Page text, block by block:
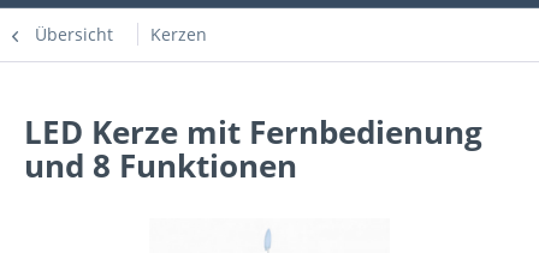
Übersicht Kerzen
LED Kerze mit Fernbedienung
und 8 Funktionen